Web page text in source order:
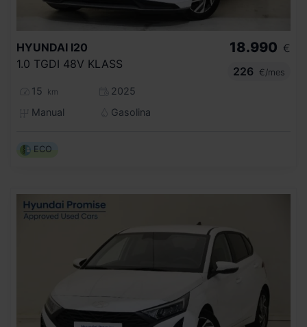
HYUNDAI I20
1.0 TGDI 48V KLASS
15 km
2025
Manual
Gasolina
18.990 €
226
€/mes
ECO